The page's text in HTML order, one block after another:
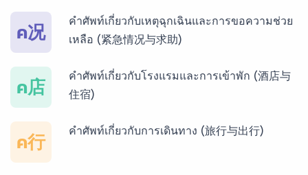
บริการรับแปลภาษากัมพูชา ราคาเริ่มต้น 150฿
บริการรับแปลภาษาเวียดนาม ราคาเริ่มต้น 150฿
บริการรับแปลภาษาฝรั่งเศส ราคาเริ่มต้น 150฿
ค况
คำศัพท์เกี่ยวกับเหตุฉุกเฉินและการขอความช่วย
เหลือ (紧急情况与求助)
ค店
คำศัพท์เกี่ยวกับโรงแรมและการเข้าพัก (酒店与
住宿)
ค行 คำศัพท์เกี่ยวกับการเดินทาง (旅行与出行)